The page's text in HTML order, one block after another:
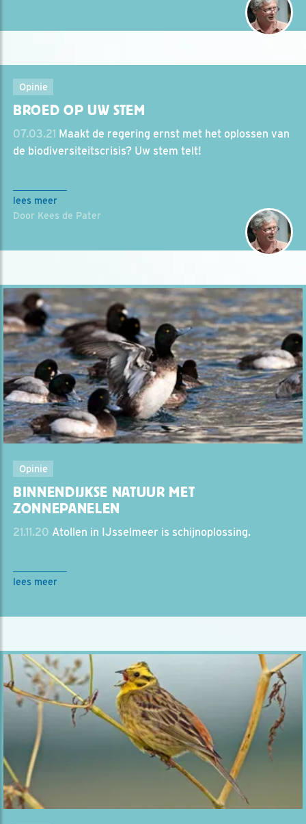
Opinie
BROED OP UW STEM
07.03.21 Maakt de regering ernst met het oplossen van
de biodiversiteitscrisis? Uw stem telt!
lees meer
Door Kees de Pater
Opinie
BINNENDIJKSE NATUUR MET
ZONNEPANELEN
21.11.20 Atollen in IJsselmeer is schijnoplossing.
lees meer